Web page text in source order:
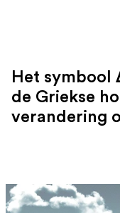
Het symbool
de Griekse
verandering